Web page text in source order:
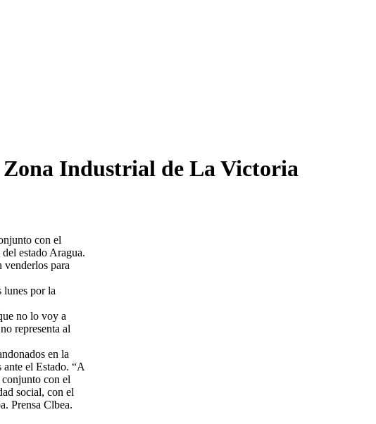
Zona Industrial de La Victoria
con el
estado Aragua.
venderlos para
lunes por la
no lo voy a
representa al
en la
el Estado. “A
conjunto con el
social, con el
Prensa Clbea.